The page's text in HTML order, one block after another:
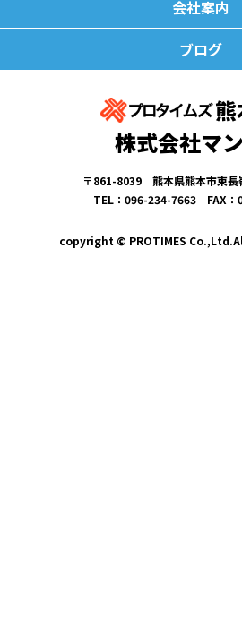
会社案内
ブログ
株式会社マ
〒861-8039 熊本県熊本市東長
TEL：096-234-7663 FAX：
copyright © PROTIMES